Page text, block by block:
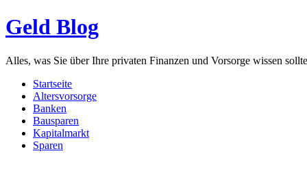
Geld Blog
Alles, was Sie über Ihre privaten Finanzen und Vorsorge wissen
Startseite
Altersvorsorge
Banken
Bausparen
Kapitalmarkt
Sparen